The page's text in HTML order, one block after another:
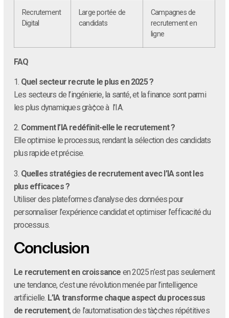
Recrutement
Digital
Large portée de
candidats
Campagnes de
recrutement en
ligne
FAQ
1. Quel secteur recrute le plus en 2025 ?
Les secteurs de l’ingénierie, la santé, et la finance sont parmi
les plus dynamiques grà¢ce à l’IA.
2. Comment l’IA redéfinit-elle le recrutement ?
Elle optimise le processus, rendant la sélection des candidats
plus rapide et précise.
3. Quelles stratégies de recrutement avec l’IA sont les
plus efficaces ?
Utiliser des plateformes d’analyse des données pour
personnaliser l’expérience candidat et optimiser l’efficacité du
processus.
Conclusion
Le recrutement en croissance en 2025 n’est pas seulement
une tendance, c’est une révolution menée par l’intelligence
artificielle. L’IA transforme chaque aspect du processus
de recrutement, de l’automatisation des tà¢ches répétitives